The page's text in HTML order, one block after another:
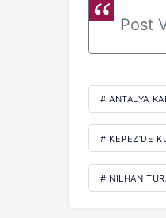
Post
# ANTALYA
# KEPEZ’DE
# NILHAN